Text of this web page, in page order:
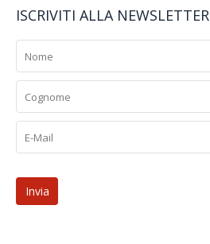
ISCRIVITI ALLA NEWSLETTER